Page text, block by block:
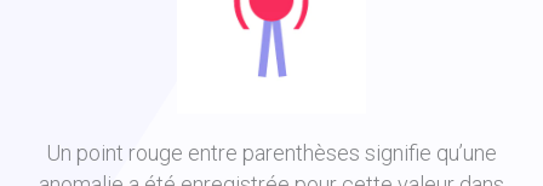
Un point rouge entre parenthèses signifie qu’une